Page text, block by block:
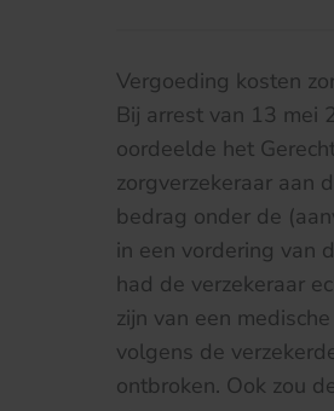
Vergoeding kosten
Bij arrest van 13 mei
oordeelde het
zorgverzekeraar aan
bedrag onder de
in een vordering van
had de verzekeraar
zijn van een
volgens de
ontbroken. Ook zou